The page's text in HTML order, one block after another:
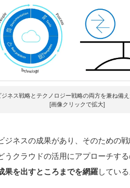
ジネス戦略とテクノロジー戦略の両方を兼ね備
[画像クリックで拡大]
ネスの成果があり、そのための
うクラウドの活用にアプローチす
果を出すところまでを網羅している